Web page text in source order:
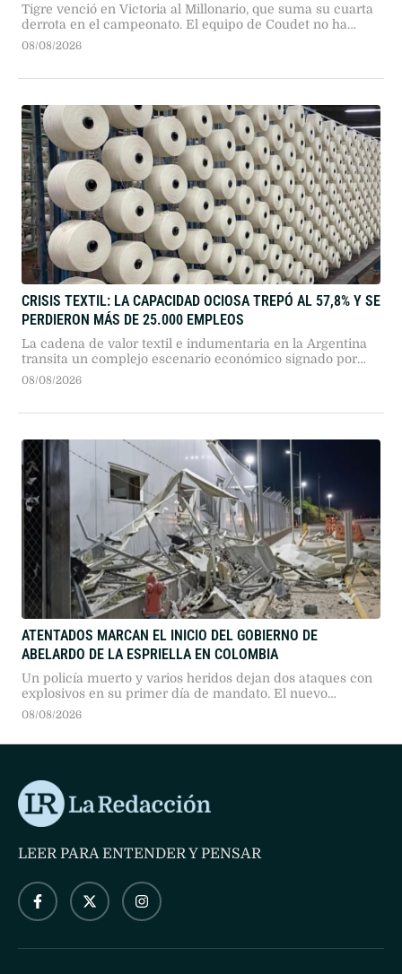
Tigre venció en Victoria al Millonario, que suma su cuarta
derrota en el campeonato. El equipo de Coudet no ha
podido marcar goles desde que comenzó el torneo.
08/08/2026
CRISIS TEXTIL: LA CAPACIDAD OCIOSA TREPÓ AL 57,8% Y SE
PERDIERON MÁS DE 25.000 EMPLEOS
La cadena de valor textil e indumentaria en la Argentina
transita un complejo escenario económico signado por
más de dos años consecutivos de caída en su actividad.
08/08/2026
ATENTADOS MARCAN EL INICIO DEL GOBIERNO DE
ABELARDO DE LA ESPRIELLA EN COLOMBIA
Un policía muerto y varios heridos dejan dos ataques con
explosivos en su primer día de mandato. El nuevo
presidente prometió mano dura contra el narcoterrorismo
08/08/2026
LEER PARA ENTENDER Y PENSAR